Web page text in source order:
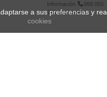
Información
958 050
222 Registrarse
a sus preferencias y
cookies